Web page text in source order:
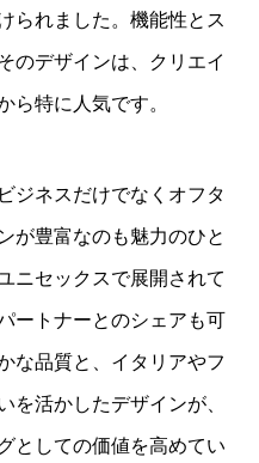
られました。機能性とス
のデザインは、クリエイ
ら特に人気です。
ジネスだけでなくオフタ
が豊富なのも魅力のひと
ニセックスで展開されて
ートナーとのシェアも可
な品質と、イタリアやフ
を活かしたデザインが、
としての価値を高めてい